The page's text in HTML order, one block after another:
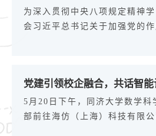
李静茹、副书记杨亦挺带队，
第二党支部、智能计算支部和学
为深入贯彻中央八项规定精神
会习近平总书记关于加强党的
学习领会和贯彻落实中央八项
2025届毕业生党员离校教育大
同志以线上线下相结合形式全
委书记李静茹、组织员杨璐柳婷
党建引领校企融合，共话智
5月20日下午，同济大学数学科
部前往海仿（上海）科技有限
科技”）实地交流研学。此次交